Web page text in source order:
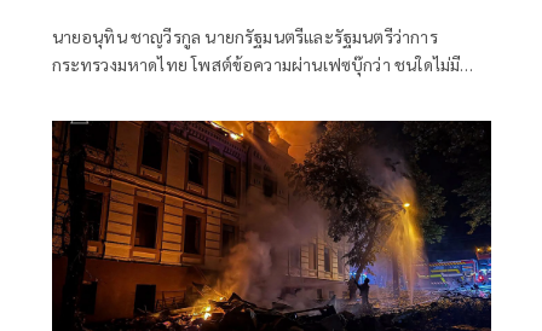
นายอนุทิน ชาญวีรกูล นายกรัฐมนตรีและรัฐมนตรีว่าการ
กระทรวงมหาดไทย โพสต์ข้อความผ่านเฟซบุ๊กว่า ชนใดไม่มี